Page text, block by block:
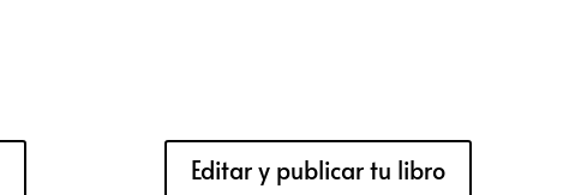
Editar y publicar tu libro